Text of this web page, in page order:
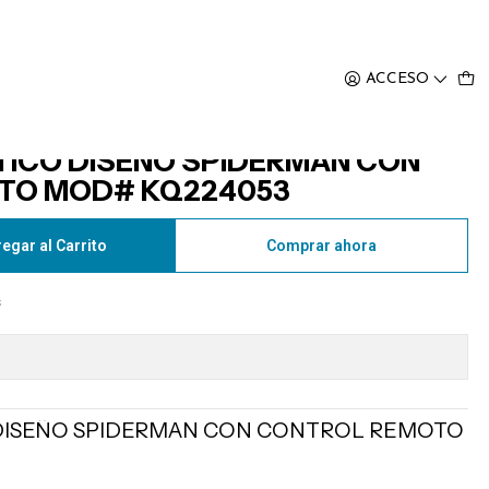
ACCESO
KQ224053
DISEÑO SPIDERMAN CON
MOD# KQ224053
al Carrito Comprar ahora
SPIDERMAN CON CONTROL REMOTO